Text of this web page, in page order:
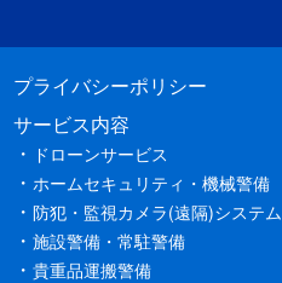
プライバシーポリシー
サービス内容
ドローンサービス
ホームセキュリティ・機械警備
防犯・監視カメラ(遠隔)システム
施設警備・常駐警備
貴重品運搬警備